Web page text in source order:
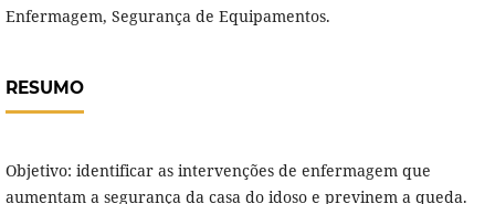
Enfermagem, Segurança de Equipamentos.
RESUMO
Objetivo: identificar as intervenções de enfermagem que
aumentam a segurança da casa do idoso e previnem a queda.